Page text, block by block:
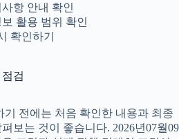
항 안내 확인
활용 범위 확인
확인하기
검
기 전에는 처음 확인한 내용과 최종
보는 것이 좋습니다. 2026년07월09